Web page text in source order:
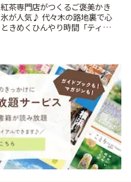
紅茶専門店がつくるご褒美かき
氷が人気♪ 代々木の路地裏で心
ときめくひんやり時間「ティー